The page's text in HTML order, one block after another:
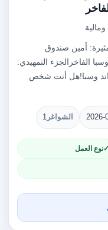
أمين صندوق
الفاخرالجزء التمهيدي:
وسبا!هل أنت شخص
2026- الشواغر 1
نوع العمل